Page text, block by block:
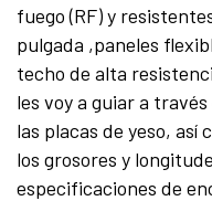
fuego (RF) y
pulgada ,paneles
techo de alta
les voy a guiar a
las placas de yeso,
los grosores y
especificaciones de